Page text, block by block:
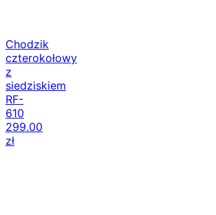
Chodzik
czterokołowy
z
siedziskiem
RF-
610
299.00
zł